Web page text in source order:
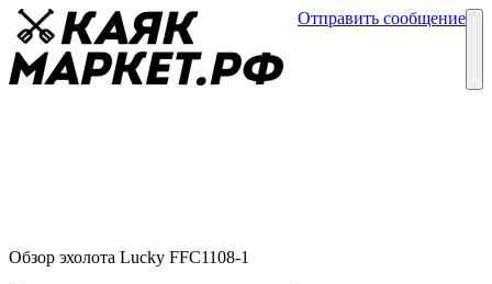
Отправить сообщение
Обзор эхолота Lucky FFC1108-1